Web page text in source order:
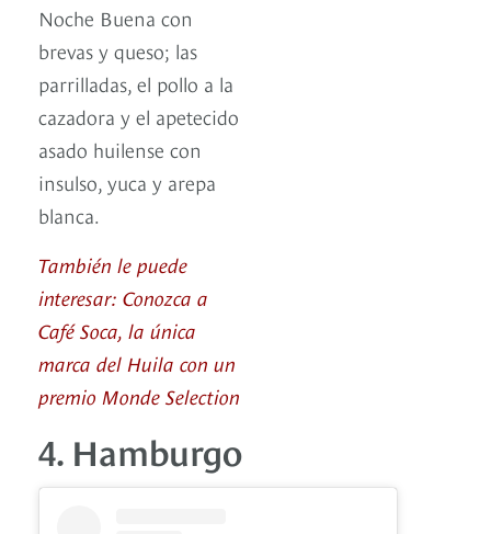
Noche Buena con
brevas y queso; las
parrilladas, el pollo a la
cazadora y el apetecido
asado huilense con
insulso, yuca y arepa
blanca.
También le puede
interesar: Conozca a
Café Soca, la única
marca del Huila con un
premio Monde Selection
4. Hamburgo